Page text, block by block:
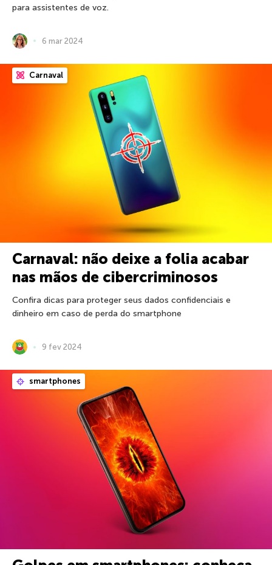
para assistentes de voz.
6 mar 2024
Carnaval
Carnaval: não deixe a folia acabar
nas mãos de cibercriminosos
Confira dicas para proteger seus dados confidenciais e
dinheiro em caso de perda do smartphone
9 fev 2024
smartphones